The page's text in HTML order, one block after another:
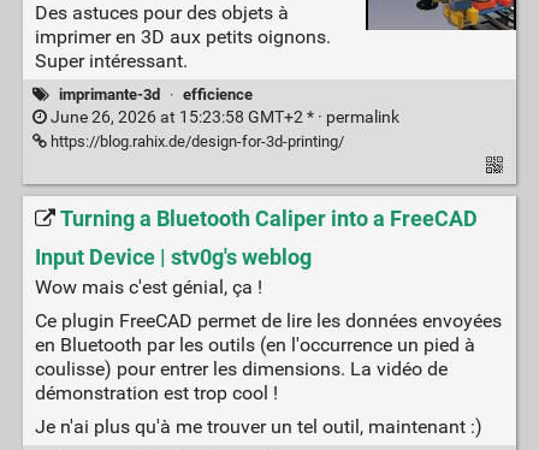
Des astuces pour des objets à
imprimer en 3D aux petits oignons.
Super intéressant.
imprimante-3d · efficience
June 26, 2026 at 15:23:58 GMT+2 * · permalink
https://blog.rahix.de/design-for-3d-printing/
Turning a Bluetooth Caliper into a FreeCAD
Input Device | stv0g's weblog
Wow mais c'est génial, ça !
Ce plugin FreeCAD permet de lire les données envoyées
en Bluetooth par les outils (en l'occurrence un pied à
coulisse) pour entrer les dimensions. La vidéo de
démonstration est trop cool !
Je n'ai plus qu'à me trouver un tel outil, maintenant :)